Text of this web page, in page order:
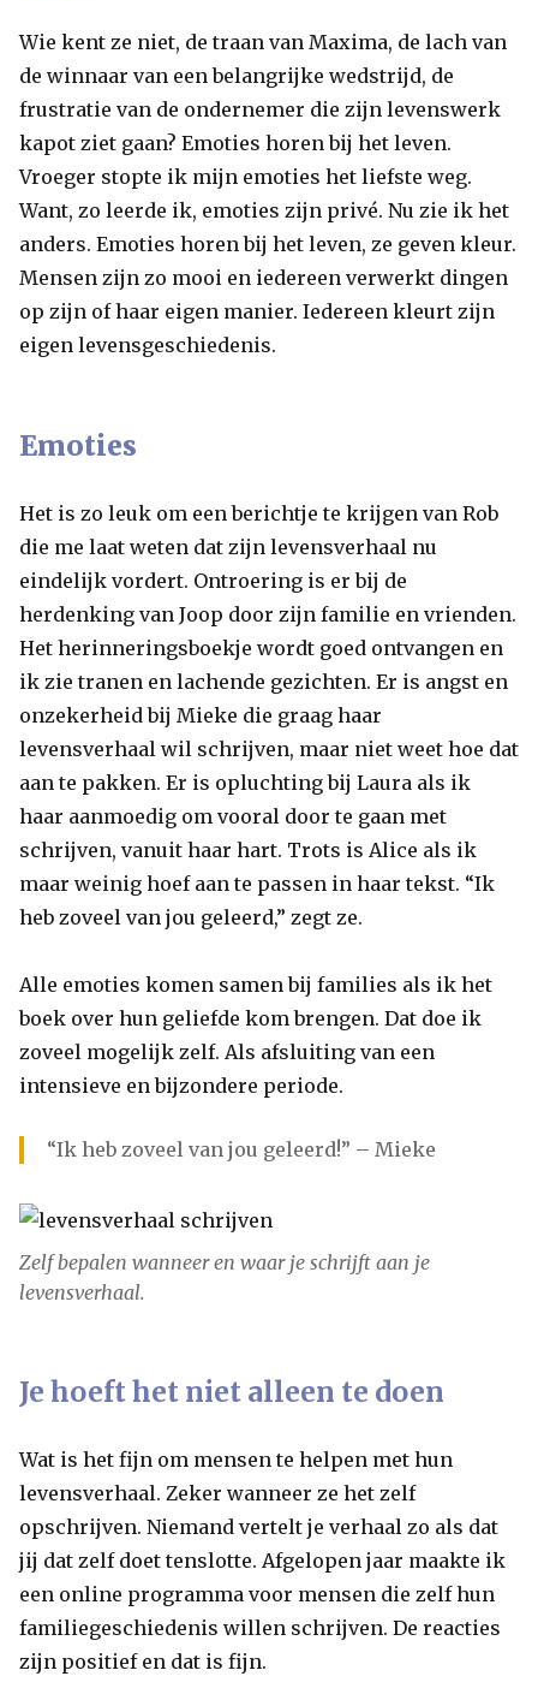
Wie kent ze niet, de traan van Maxima, de lach van
de winnaar van een belangrijke wedstrijd, de
frustratie van de ondernemer die zijn levenswerk
kapot ziet gaan? Emoties horen bij het leven.
Vroeger stopte ik mijn emoties het liefste weg.
Want, zo leerde ik, emoties zijn privé. Nu zie ik het
anders. Emoties horen bij het leven, ze geven kleur.
Mensen zijn zo mooi en iedereen verwerkt dingen
op zijn of haar eigen manier. Iedereen kleurt zijn
eigen levensgeschiedenis.
Emoties
Het is zo leuk om een berichtje te krijgen van Rob
die me laat weten dat zijn levensverhaal nu
eindelijk vordert. Ontroering is er bij de
herdenking van Joop door zijn familie en vrienden.
Het herinneringsboekje wordt goed ontvangen en
ik zie tranen en lachende gezichten. Er is angst en
onzekerheid bij Mieke die graag haar
levensverhaal wil schrijven, maar niet weet hoe dat
aan te pakken. Er is opluchting bij Laura als ik
haar aanmoedig om vooral door te gaan met
schrijven, vanuit haar hart. Trots is Alice als ik
maar weinig hoef aan te passen in haar tekst. “Ik
heb zoveel van jou geleerd,” zegt ze.
Alle emoties komen samen bij families als ik het
boek over hun geliefde kom brengen. Dat doe ik
zoveel mogelijk zelf. Als afsluiting van een
intensieve en bijzondere periode.
“Ik heb zoveel van jou geleerd!” – Mieke
Zelf bepalen wanneer en waar je schrijft aan je
levensverhaal.
Je hoeft het niet alleen te doen
Wat is het fijn om mensen te helpen met hun
levensverhaal. Zeker wanneer ze het zelf
opschrijven. Niemand vertelt je verhaal zo als dat
jij dat zelf doet tenslotte. Afgelopen jaar maakte ik
een online programma voor mensen die zelf hun
familiegeschiedenis willen schrijven. De reacties
zijn positief en dat is fijn.